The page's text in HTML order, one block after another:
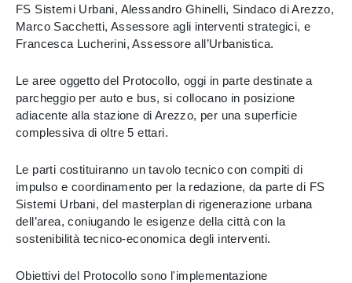
FS Sistemi Urbani, Alessandro Ghinelli, Sindaco di Arezzo,
Marco Sacchetti, Assessore agli interventi strategici, e
Francesca Lucherini, Assessore all’Urbanistica.
Le aree oggetto del Protocollo, oggi in parte destinate a
parcheggio per auto e bus, si collocano in posizione
adiacente alla stazione di Arezzo, per una superficie
complessiva di oltre 5 ettari.
Le parti costituiranno un tavolo tecnico con compiti di
impulso e coordinamento per la redazione, da parte di FS
Sistemi Urbani, del masterplan di rigenerazione urbana
dell’area, coniugando le esigenze della città con la
sostenibilità tecnico-economica degli interventi.
Obiettivi del Protocollo sono l'implementazione